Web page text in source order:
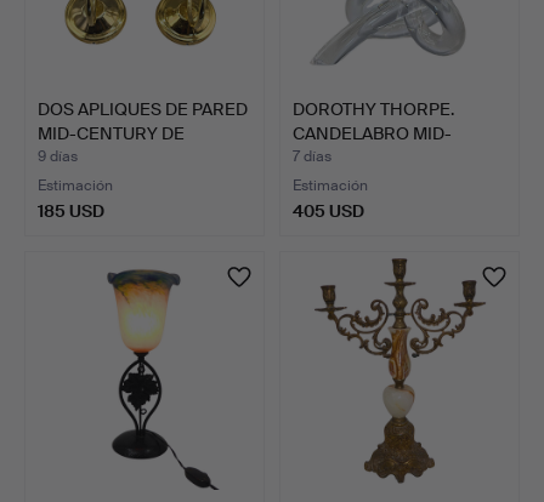
DOS APLIQUES DE PARED
MID-CENTURY DE
LATÓN…
9 días
Estimación
185 USD
DOROTHY THORPE.
CANDELABRO MID-
CENTURY EN …
7 días
Estimación
405 USD